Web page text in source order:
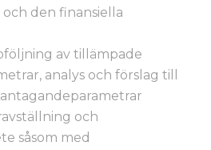
den finansiella
av tillämpade
analys och förslag till
och
såsom med